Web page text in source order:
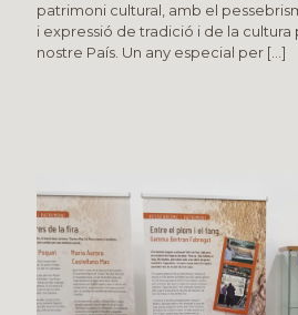
patrimoni cultural, amb el
i expressió de tradició i de la
nostre País. Un any especial per […]